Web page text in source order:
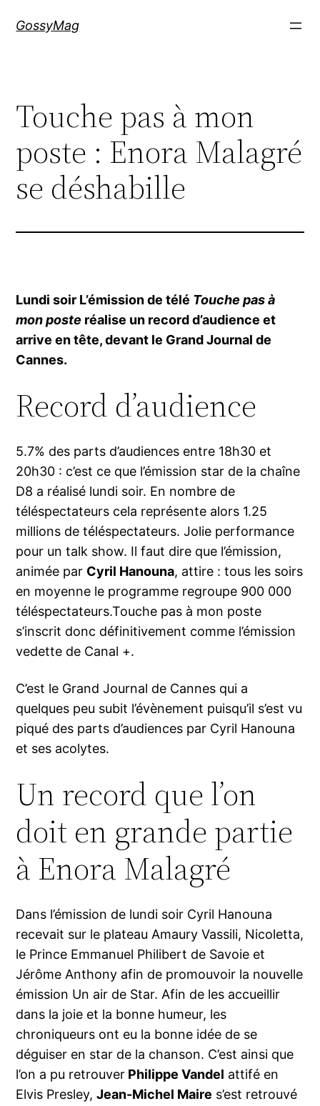
GossyMag
Touche pas à mon
poste : Enora Malagré
se déshabille
Lundi soir L’émission de télé Touche pas à
mon poste réalise un record d’audience et
arrive en tête, devant le Grand Journal de
Cannes.
Record d’audience
5.7% des parts d’audiences entre 18h30 et
20h30 : c’est ce que l’émission star de la chaîne
D8 a réalisé lundi soir. En nombre de
téléspectateurs cela représente alors 1.25
millions de téléspectateurs. Jolie performance
pour un talk show. Il faut dire que l’émission,
animée par Cyril Hanouna, attire : tous les soirs
en moyenne le programme regroupe 900 000
téléspectateurs.Touche pas à mon poste
s’inscrit donc définitivement comme l’émission
vedette de Canal +.
C’est le Grand Journal de Cannes qui a
quelques peu subit l’évènement puisqu’il s’est vu
piqué des parts d’audiences par Cyril Hanouna
et ses acolytes.
Un record que l’on
doit en grande partie
à Enora Malagré
Dans l’émission de lundi soir Cyril Hanouna
recevait sur le plateau Amaury Vassili, Nicoletta,
le Prince Emmanuel Philibert de Savoie et
Jérôme Anthony afin de promouvoir la nouvelle
émission Un air de Star. Afin de les accueillir
dans la joie et la bonne humeur, les
chroniqueurs ont eu la bonne idée de se
déguiser en star de la chanson. C’est ainsi que
l’on a pu retrouver Philippe Vandel attifé en
Elvis Presley,Jean-Michel Maire s’est retrouvé